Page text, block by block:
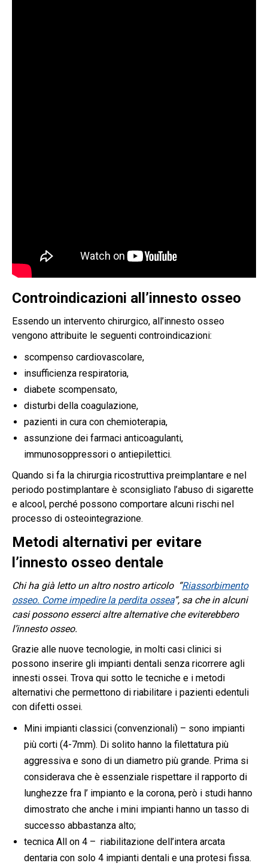
Controindicazioni all’innesto osseo
Essendo un intervento chirurgico, all’innesto osseo
vengono attribuite le seguenti controindicazioni:
scompenso cardiovascolare,
insufficienza respiratoria,
diabete scompensato,
disturbi della coagulazione,
pazienti in cura con chemioterapia,
assunzione dei farmaci anticoagulanti,
immunosoppressori o antiepilettici.
Quando si fa la chirurgia ricostruttiva preimplantare e nel
periodo postimplantare è sconsigliato l’abuso di sigarette
e alcool, perché possono comportare alcuni rischi nel
processo di osteointegrazione.
Metodi alternativi per evitare
l’innesto osseo dentale
Chi ha già letto un altro nostro articolo “Riassorbimento
osseo. Come impedire la perdita ossea“, sa che in alcuni
casi possono esserci altre alternative che eviterebbero
l’innesto osseo.
Grazie alle nuove tecnologie, in molti casi clinici si
possono inserire gli impianti dentali senza ricorrere agli
innesti ossei. Trova qui sotto le tecniche e i metodi
alternativi che permettono di riabilitare i pazienti edentuli
con difetti ossei.
Mini impianti classici (convenzionali) – sono impianti
più corti (4-7mm). Di solito hanno la filettatura più
aggressiva e sono di un diametro più grande. Prima si
considerava che è essenziale rispettare il rapporto di
lunghezze fra l’ impianto e la corona, però i studi hanno
dimostrato che anche i mini impianti hanno un tasso di
successo abbastanza alto;
tecnica All on 4 – riabilitazione dell’intera arcata
dentaria con solo 4 impianti dentali e una protesi fissa.